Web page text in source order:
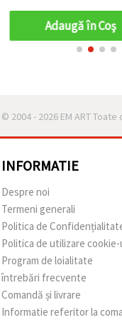
Adaugă în Coş
© 2004 - 2026 EM ART
INFORMATIE
Despre noi
Termeni generali
Politica de
Politica de utilizare cookie-
Program de loialitate
întrebări frecvente
Comandă și livrare
Informatie referitor la